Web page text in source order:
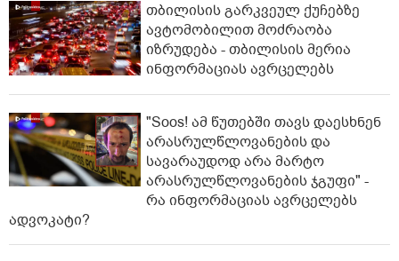
თბილისის გარკვეულ ქუჩებზე
ავტომობილით მოძრაობა
იზრუდება - თბილისის მერია
ინფორმაციას ავრცელებს
"Soos! ამ წუთებში თავს დაესხნენ
არასრულწლოვანების და
სავარაუდოდ არა მარტო
არასრულწლოვანების ჯგუფი" -
რა ინფორმაციას ავრცელებს
ადვოკატი?